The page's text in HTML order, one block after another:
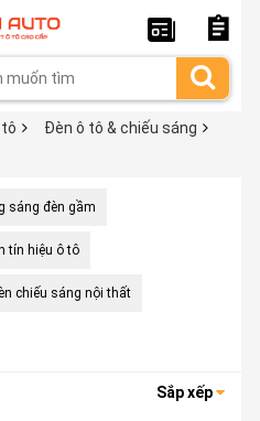
Đèn ô tô & chiếu sáng
sáng đèn gầm
tín hiệu ô tô
chiếu sáng nội thất
Sắp xếp